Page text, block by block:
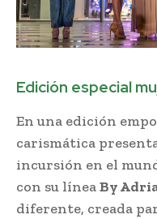
Edición especial
En una edición
carismática
incursión en el
con su líneaBy
diferente, creada